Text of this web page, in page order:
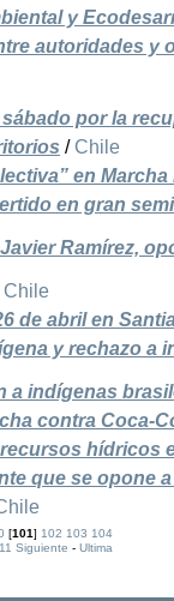
y
autoridades y
por la
/ Chile
en
en gran
Ramírez,
Chile
de abril en
y rechazo a
a indígenas
contra Coca-
hídricos
que se opone
[101]102 103 104
Siguiente -Ultima